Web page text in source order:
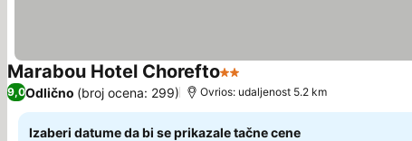
Marabou Hotel Chorefto2 Zvezdice
9,0Odlično (broj ocena: 299) Ovrios: udaljenost 5.2 km
Izaberi datume da bi se prikazale tačne cene